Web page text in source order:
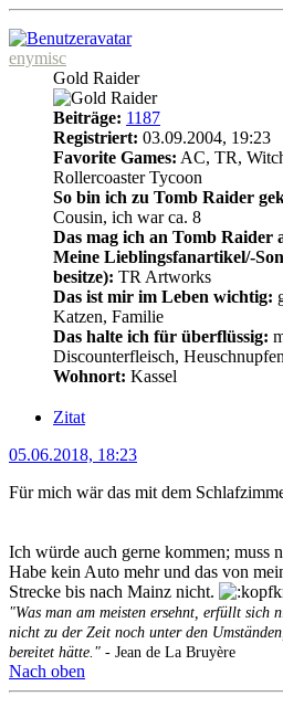
enymisc
Gold Raider
Beiträge: 1187
Registriert: 03.09.2004, 19:23
Favorite Games: AC, TR,
Rollercoaster Tycoon
So bin ich zu Tomb Raider
Cousin, ich war ca. 8
Das mag ich an Tomb Raider
Meine Lieblingsfanartikel/-
besitze): TR Artworks
Das ist mir im Leben wichtig:
Katzen, Familie
Das halte ich für überflüssig:
Discounterfleisch, Heuschnupfen
Wohnort: Kassel
Zitat
05.06.2018, 18:23
Für mich wär das mit dem
Ich würde auch gerne kommen; muss
Habe kein Auto mehr und das von
Strecke bis nach Mainz nicht.
"Was man am meisten ersehnt, erfüllt sich
nicht zu der Zeit noch unter den
bereitet hätte." - Jean de La Bruyère
Nach oben